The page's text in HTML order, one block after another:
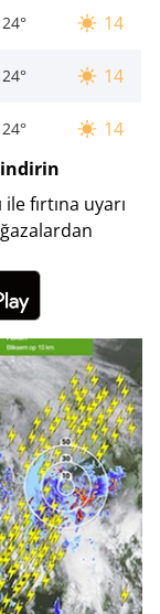
24° 14
24° 14
24°
14
indirin
fırtına uyarı